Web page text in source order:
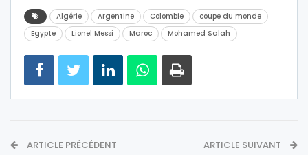
Algérie Argentine Colombie
coupe du monde
Egypte
Lionel Messi Maroc Mohamed Salah
ARTICLE PRÉCÉDENT ARTICLE SUIVANT